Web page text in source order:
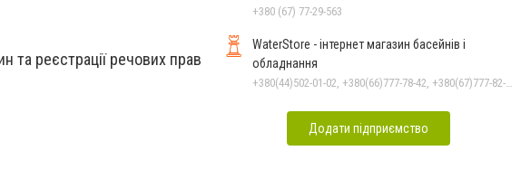
та реєстрації речових прав
+380 (67) 77-29-563
WaterStore - інтернет магазин басейнів і
обладнання
Додати підприємство